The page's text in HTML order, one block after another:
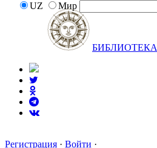
UZ Мир
БИБЛИОТЕКА
Регистрация · Войти ·